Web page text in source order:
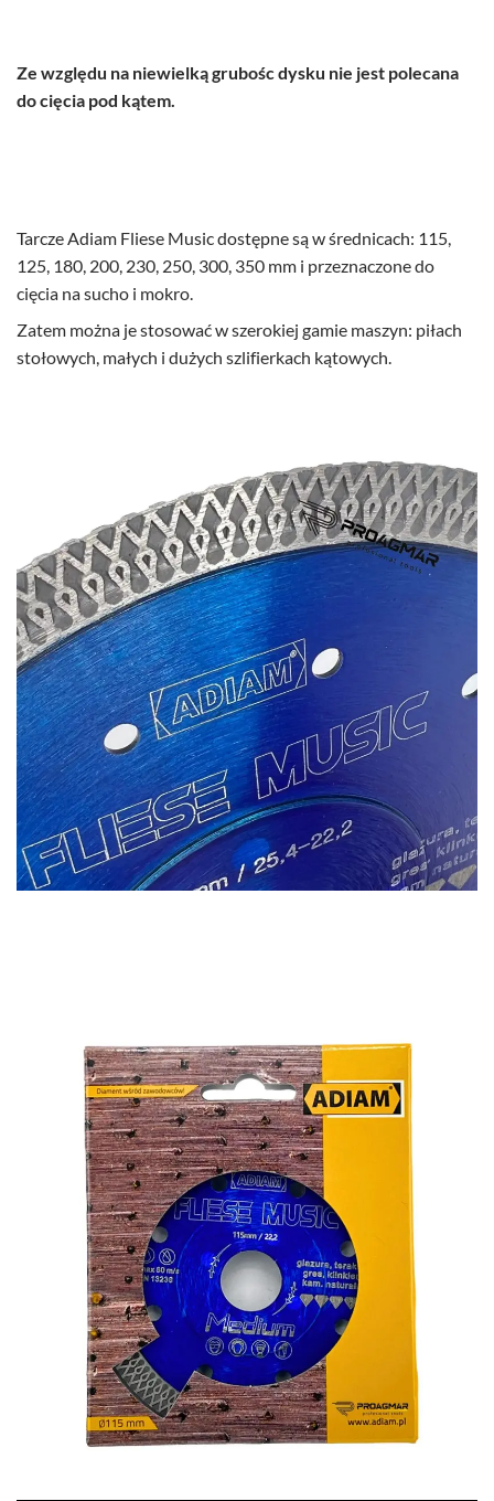
Ze względu na niewielką grubośc dysku nie jest polecana
do cięcia pod kątem.
Tarcze Adiam Fliese Music dostępne są w średnicach: 115,
125, 180, 200, 230, 250, 300, 350 mm i przeznaczone do
cięcia na sucho i mokro.
Zatem można je stosować w szerokiej gamie maszyn: piłach
stołowych, małych i dużych szlifierkach kątowych.